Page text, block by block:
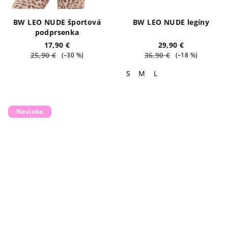
BW LEO NUDE športová
podprsenka
17,90 €
25,90 €
(–30 %)
BW LEO NUDE legíny
29,90 €
36,90 €
(–18 %)
S M L
Novinka